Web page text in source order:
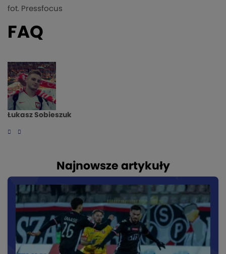
fot. Pressfocus
FAQ
Łukasz Sobieszuk
Najnowsze artykuły